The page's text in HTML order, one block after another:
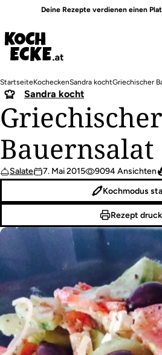
Inhalt
Deine Rezepte verdienen einen
Pfadnavigation
StartseiteKocheckenSandra kochtGriechischer
Griechischer
Bauernsalat
Salate 7. Mai 2015 9094 Ansichten
Sandra kocht
Kochmodus
Rezept